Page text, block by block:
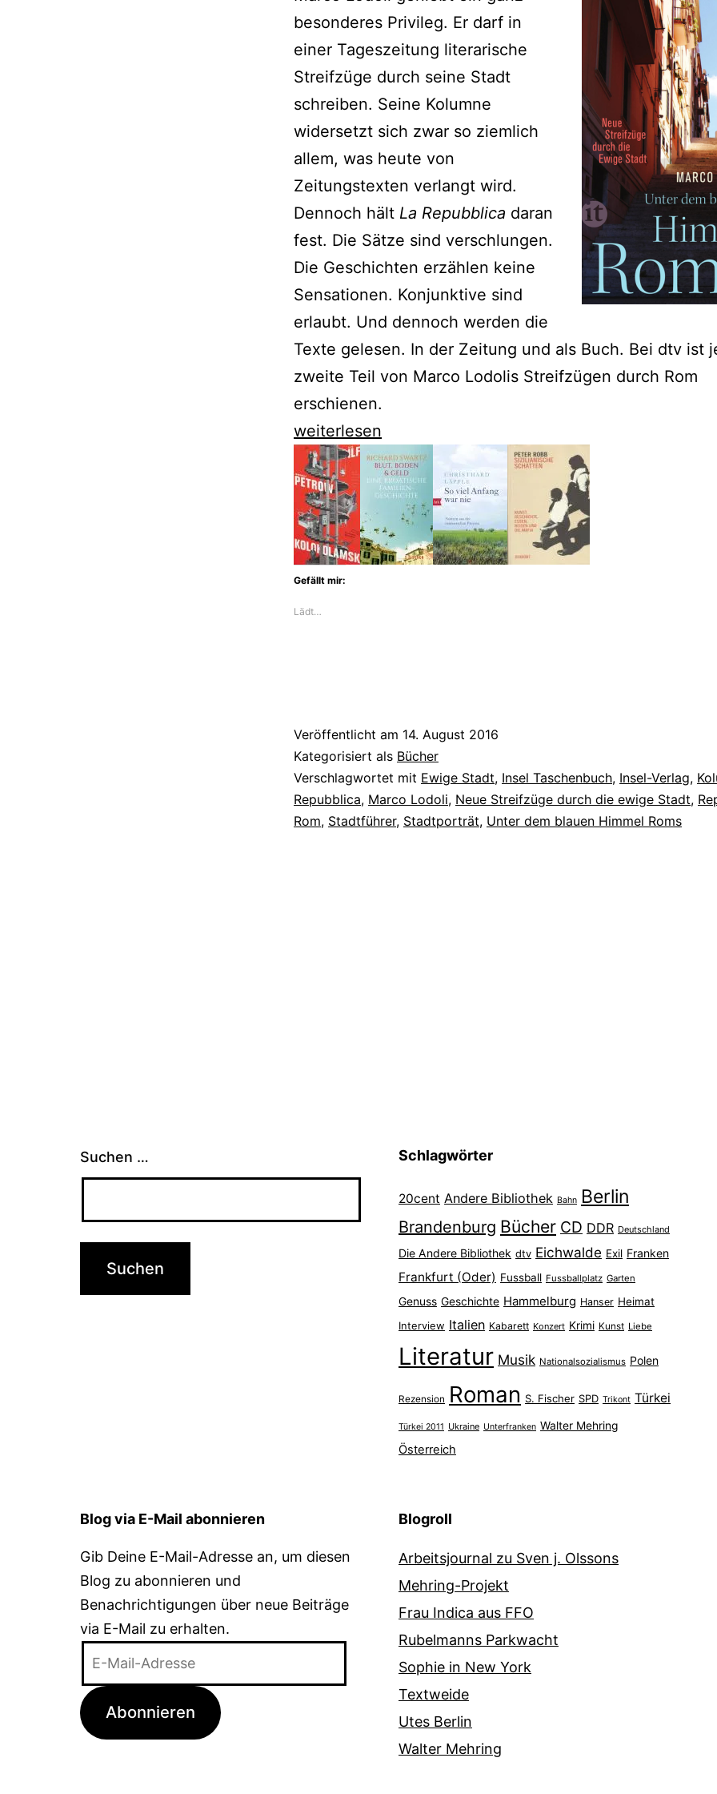
besonderes Privileg. Er darf in
einer Tageszeitung literarische
Streifzüge durch seine Stadt
schreiben. Seine Kolumne
widersetzt sich zwar so ziemlich
allem, was heute von
Zeitungstexten verlangt wird.
Dennoch hält La Repubblica daran
fest. Die Sätze sind verschlungen.
Die Geschichten erzählen keine
Sensationen. Konjunktive sind
erlaubt. Und dennoch werden die
Texte gelesen. In der Zeitung und als Buch. Bei dtv ist
zweite Teil von Marco Lodolis Streifzügen durch Rom
erschienen.
Marco
Lodoli
zeigt
uns
ein
erstaunliches
weiterlesen
Gefällt mir:
Lädt…
Veröffentlicht am 14. August 2016
Kategorisiert als Bücher
Verschlagwortet mit Ewige Stadt, Insel Taschenbuch, Insel-Verlag,
Repubblica, Marco Lodoli, Neue Streifzüge durch die ewige Stadt,
Rom, Stadtführer, Stadtporträt, Unter dem blauen Himmel Roms
Suchen … Schlagwörter
20cent Andere Bibliothek Bahn Berlin
Brandenburg Bücher CD DDR Deutschland
Die Andere Bibliothek dtv Eichwalde Exil Franken
Frankfurt (Oder) Fussball Fussballplatz Garten
Genuss Geschichte Hammelburg Hanser Heimat
Interview Italien Kabarett Konzert Krimi Kunst Liebe
Literatur Musik Nationalsozialismus Polen
Rezension Roman S. Fischer SPD Trikont Türkei
Türkei 2011 Ukraine Unterfranken Walter Mehring
Österreich
Blog via E-Mail abonnieren
Gib Deine E-Mail-Adresse an, um diesen
Blog zu abonnieren und
Benachrichtigungen über neue Beiträge
via E-Mail zu erhalten.
Adresse
Abonnieren
Blogroll
Arbeitsjournal zu Sven j. Olssons
Mehring-Projekt
Frau Indica aus FFO
Rubelmanns Parkwacht
Sophie in New York
Textweide
Utes Berlin
Walter Mehring